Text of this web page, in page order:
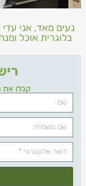
נעים מאד, אני עדי
בלוגרית אוכל
קבלו את